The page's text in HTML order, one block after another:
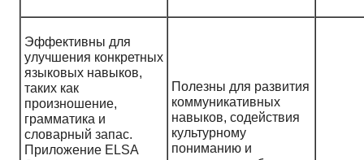
Эффективны для
улучшения конкретных
языковых навыков,
таких как
произношение,
грамматика и
словарный запас.
Приложение ELSA
Полезны для развития
коммуникативных
навыков, содействия
культурному
пониманию и